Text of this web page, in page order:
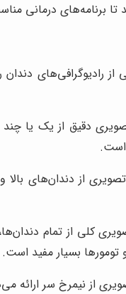
برنامه‌های درمانی
از رادیوگرافی‌های
تصویری دقیق از یک یا
است.
تصویری از دندان‌های
کلی از تمام
بسیار مفید است.
از نیمرخ سر